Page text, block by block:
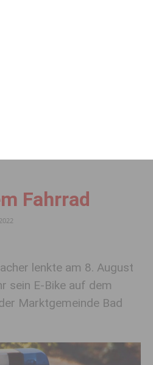
Fahrrad
lenkte am 8. August
sein E-Bike auf dem
Marktgemeinde Bad